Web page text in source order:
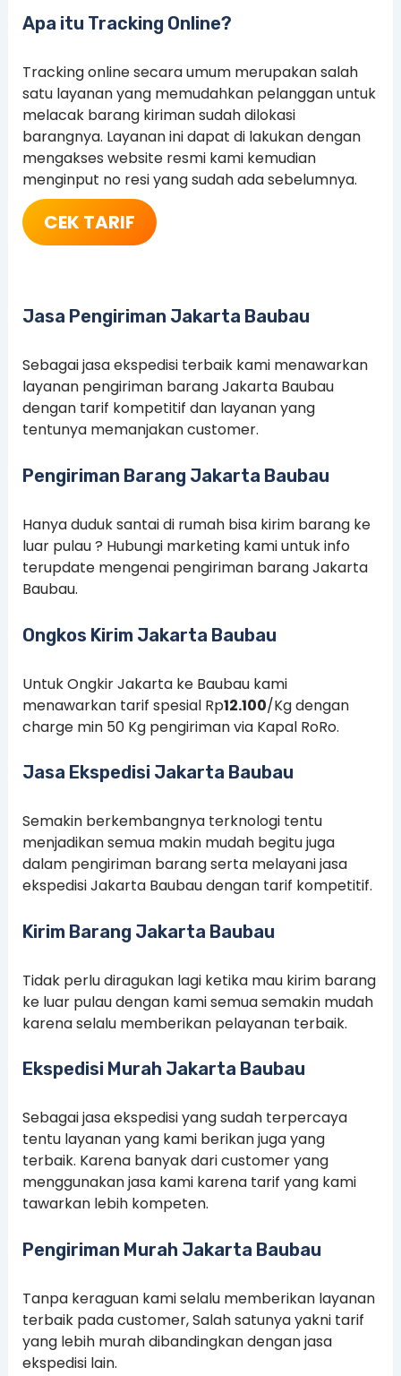
Apa itu Tracking Online?
Tracking online secara umum merupakan salah
satu layanan yang memudahkan pelanggan untuk
melacak barang kiriman sudah dilokasi
barangnya. Layanan ini dapat di lakukan dengan
mengakses website resmi kami kemudian
menginput no resi yang sudah ada sebelumnya.
CEK TARIF
Jasa Pengiriman Jakarta Baubau
Sebagai jasa ekspedisi terbaik kami menawarkan
layanan pengiriman barang Jakarta Baubau
dengan tarif kompetitif dan layanan yang
tentunya memanjakan customer.
Pengiriman Barang Jakarta Baubau
Hanya duduk santai di rumah bisa kirim barang ke
luar pulau ? Hubungi marketing kami untuk info
terupdate mengenai pengiriman barang Jakarta
Baubau.
Ongkos Kirim Jakarta Baubau
Untuk Ongkir Jakarta ke Baubau kami
menawarkan tarif spesial Rp12.100/Kg dengan
charge min 50 Kg pengiriman via Kapal RoRo.
Jasa Ekspedisi Jakarta Baubau
Semakin berkembangnya terknologi tentu
menjadikan semua makin mudah begitu juga
dalam pengiriman barang serta melayani jasa
ekspedisi Jakarta Baubau dengan tarif kompetitif.
Kirim Barang Jakarta Baubau
Tidak perlu diragukan lagi ketika mau kirim barang
ke luar pulau dengan kami semua semakin mudah
karena selalu memberikan pelayanan terbaik.
Ekspedisi Murah Jakarta Baubau
Sebagai jasa ekspedisi yang sudah terpercaya
tentu layanan yang kami berikan juga yang
terbaik. Karena banyak dari customer yang
menggunakan jasa kami karena tarif yang kami
tawarkan lebih kompeten.
Pengiriman Murah Jakarta Baubau
Tanpa keraguan kami selalu memberikan layanan
terbaik pada customer, Salah satunya yakni tarif
yang lebih murah dibandingkan dengan jasa
ekspedisi lain.